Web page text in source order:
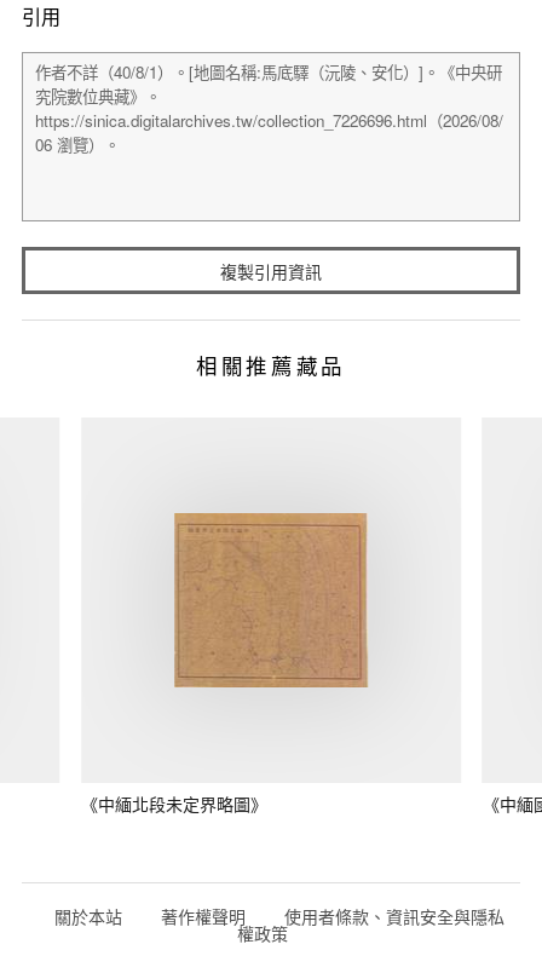
引用
複製引用資訊
相關推薦藏品
《中緬北段未定界略圖》 《中
關於本站 著作權聲明 使用者條款、資訊安全與隱私
權政策